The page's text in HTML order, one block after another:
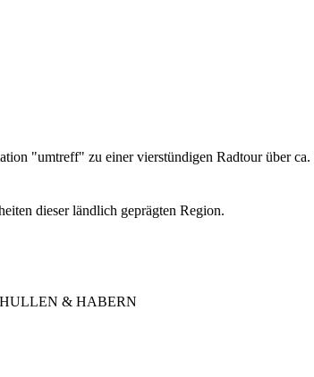
"umtreff" zu einervierstündigen Radtourüberca.
dieserländlich geprägten Region.
& HABERN